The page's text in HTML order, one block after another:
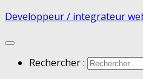
Developpeur / integrateur
Rechercher :